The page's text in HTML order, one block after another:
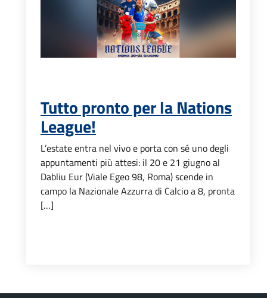
Tutto pronto per la Nations
League!
L’estate entra nel vivo e porta con sé uno degli
appuntamenti più attesi: il 20 e 21 giugno al
Dabliu Eur (Viale Egeo 98, Roma) scende in
campo la Nazionale Azzurra di Calcio a 8, pronta
[…]